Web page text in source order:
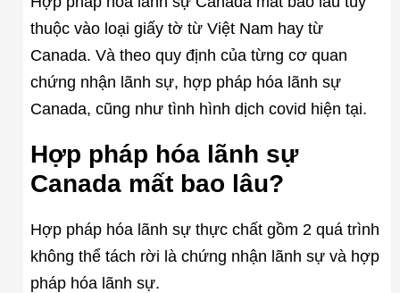
thuộc vào loại giấy tờ từ Việt Nam hay từ
Canada. Và theo quy định của từng cơ quan
chứng nhận lãnh sự, hợp pháp hóa lãnh sự
Canada, cũng như tình hình dịch covid hiện tại.
Hợp pháp hóa lãnh sự
Canada mất bao lâu?
Hợp pháp hóa lãnh sự thực chất gồm 2 quá trình
không thể tách rời là chứng nhận lãnh sự và hợp
pháp hóa lãnh sự.